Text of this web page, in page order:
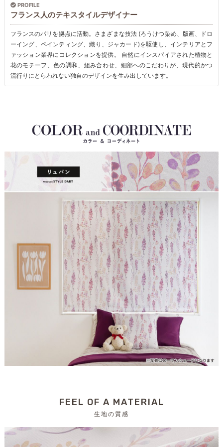
PROFILE
フランス人のテキスタイルデザイナー
フランスのパリを拠点に活動。さまざまな技法 (ろうけつ染め、版画、ドロ
ーイング、ペインティング、織り、ジャカード)を駆使し、インテリアとフ
ァッション業界にコレクションを提供。 自然にインスパイアされた植物と
花のモチーフ、色の調和、組み合わせ、細部へのこだわりが、現代的かつ
流行りにとらわれない独自のデザインを生み出しています。
FEEL OF A MATERIAL
生地の質感